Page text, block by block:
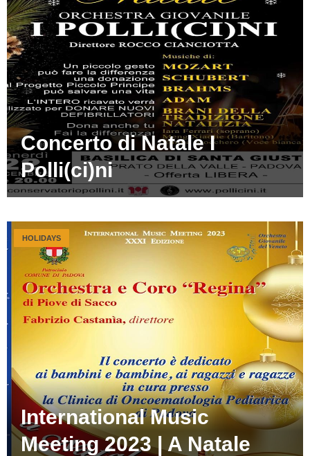
Concerto di Natale I
Polli(ci)ni
International Music
Meeting 2023 | A Natale
HOLIDAYS